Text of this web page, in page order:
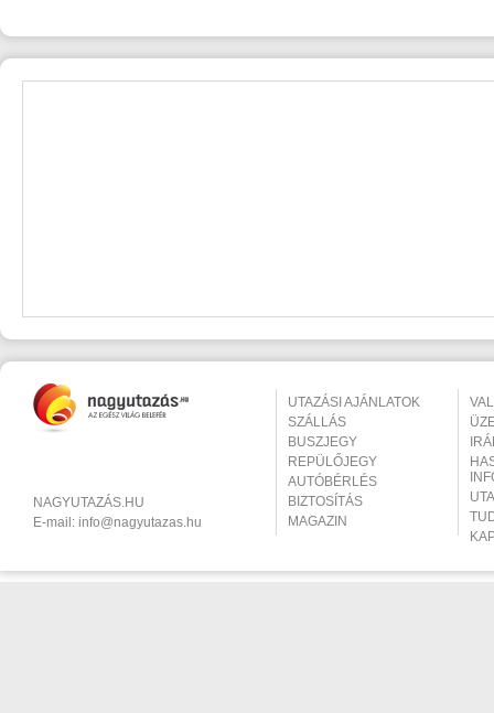
NAGYUTAZÁS.HU
E-mail: info@nagyutazas.hu
UTAZÁSI AJÁNLATOK
SZÁLLÁS
BUSZJEGY
REPÜLŐJEGY
AUTÓBÉRLÉS
BIZTOSÍTÁS
MAGAZIN